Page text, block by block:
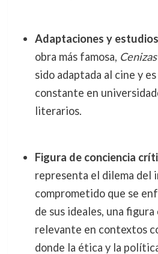
Adaptaciones y
obra más famosa,
sido adaptada al cine y
constante en
literarios.
Figura de conciencia
representa el dilema del
comprometido que se
de sus ideales, una figura
relevante en contextos
donde la ética y la